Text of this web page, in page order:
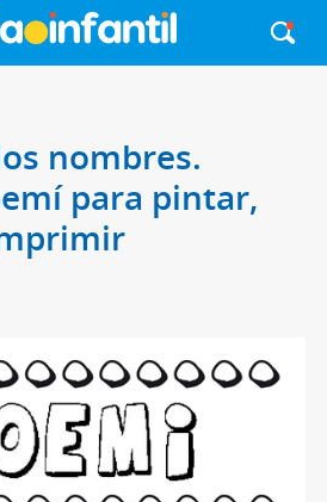
nombres.
para pintar,